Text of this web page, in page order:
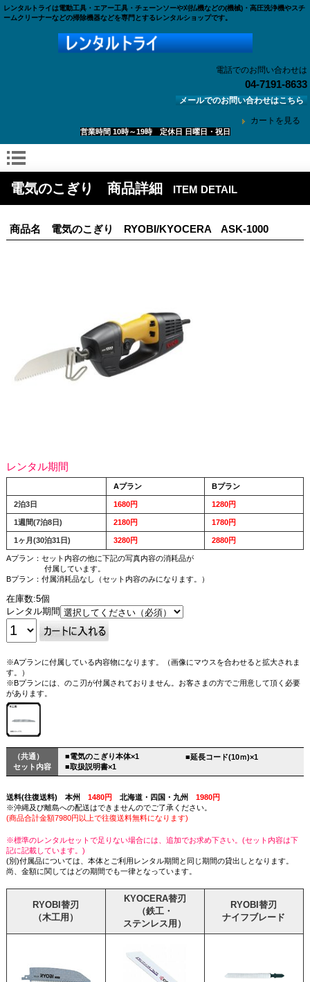
レンタルトライは電動工具・エアー工具・チェーンソーや刈払機などの(機械)・高圧洗浄機やスチ
ームクリーナーなどの掃除機器などを専門とするレンタルショップです。
電話でのお問い合わせは
04-7191-8633
メールでのお問い合わせはこちら
カートを見る
営業時間 10時～19時 定休日 日曜日・祝日
電気のこぎり 商品詳細 ITEM DETAIL
商品名 電気のこぎり RYOBI/KYOCERA ASK-1000
レンタル期間
Aプラン Bプラン
2泊3日 1680円 1280円
1週間(7泊8日) 2180円 1780円
1ヶ月(30泊31日) 3280円 2880円
Aプラン：セット内容の他に下記の写真内容の消耗品が
付属しています。
Bプラン：付属消耗品なし（セット内容のみになります。）
在庫数:5個
レンタル期間
※Aプランに付属している内容物になります。（画像にマウスを合わせると拡大されま
す。）
※Bプランには、のこ刃が付属されておりません。お客さまの方でご用意して頂く必要
があります。
（共通）
セット内容
■電気のこぎり本体×1
■取扱説明書×1
■延長コード(10ｍ)×1
送料(往復送料) 本州 1480円 北海道・四国・九州 1980円
※沖縄及び離島への配送はできませんのでご了承ください。
(商品合計金額7980円以上で往復送料無料になります)
※標準のレンタルセットで足りない場合には、追加でお求め下さい。(セット内容は下
記に記載しています。)
(別)付属品については、本体とご利用レンタル期間と同じ期間の貸出しとなります。
尚、金額に関してはどの期間でも一律となっています。
RYOBI替刃
（木工用）
KYOCERA替刃
（鉄工・
ステンレス用）
RYOBI替刃
ナイフブレード